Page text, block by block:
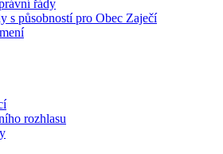
řády
s působností pro Obec Zaječí
rozhlasu